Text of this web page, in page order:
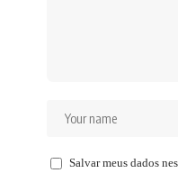
Salvar meus dados